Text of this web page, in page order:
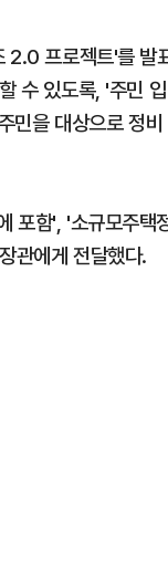
2.0 프로젝트'를 발
수 있도록, '주민 입
민을 대상으로 정비
포함', '소규모주택
관에게 전달했다.